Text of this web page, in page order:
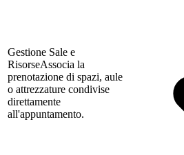
Gestione Sale e
RisorseAssocia la
prenotazione di spazi, aule
o attrezzature condivise
direttamente
all'appuntamento.